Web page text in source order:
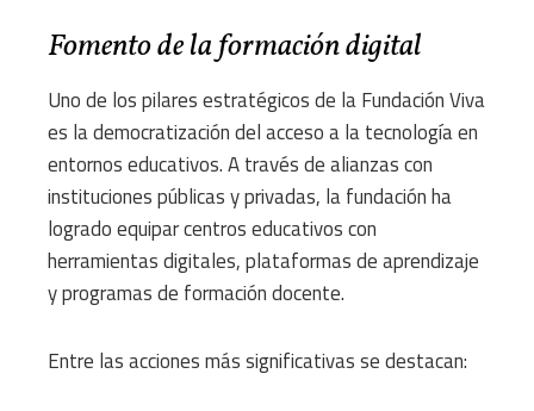
Fomento de la formación digital
Uno de los pilares estratégicos de la Fundación Viva
es la democratización del acceso a la tecnología en
entornos educativos. A través de alianzas con
instituciones públicas y privadas, la fundación ha
logrado equipar centros educativos con
herramientas digitales, plataformas de aprendizaje
y programas de formación docente.
Entre las acciones más significativas se destacan: